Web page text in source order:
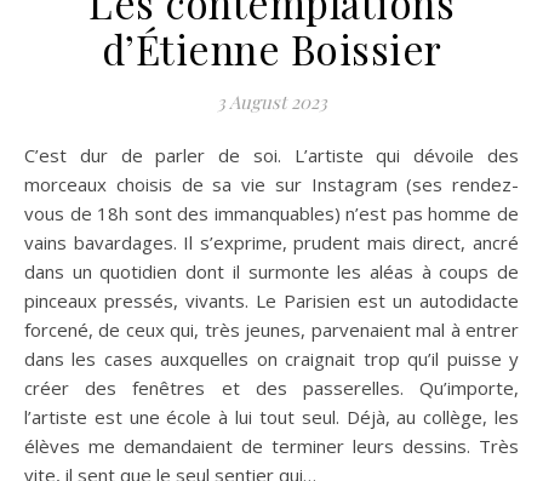
d’Étienne Boissier
3 August 2023
C’est dur de parler de soi. L’artiste qui dévoile des
morceaux choisis de sa vie sur Instagram (ses rendez-
vous de 18h sont des immanquables) n’est pas homme de
vains bavardages. Il s’exprime, prudent mais direct, ancré
dans un quotidien dont il surmonte les aléas à coups de
pinceaux pressés, vivants. Le Parisien est un autodidacte
forcené, de ceux qui, très jeunes, parvenaient mal à entrer
dans les cases auxquelles on craignait trop qu’il puisse y
créer des fenêtres et des passerelles. Qu’importe,
l’artiste est une école à lui tout seul. Déjà, au collège, les
élèves me demandaient de terminer leurs dessins. Très
vite, il sent que le seul sentier qui…